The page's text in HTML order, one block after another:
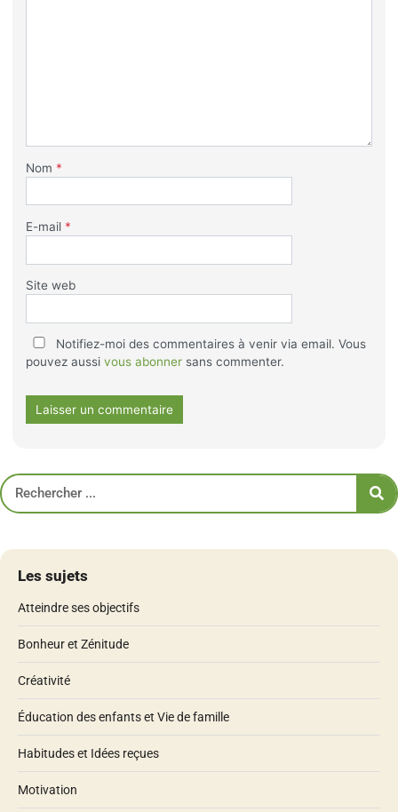
Nom *
E-mail *
Site web
Notifiez-moi des commentaires à venir via email. Vous
pouvez aussi vous abonnersans commenter.
Les sujets
Atteindre ses objectifs
Bonheur et Zénitude
Créativité
Éducation des enfants et Vie de famille
Habitudes et Idées reçues
Motivation